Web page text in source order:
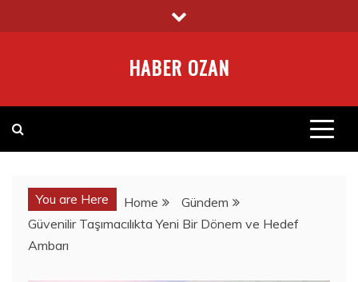
to
HABER OZAN
You are Here Home
Gündem
Güvenilir Taşımacılıkta Yeni Bir Dönem ve Hedef
Ambarı